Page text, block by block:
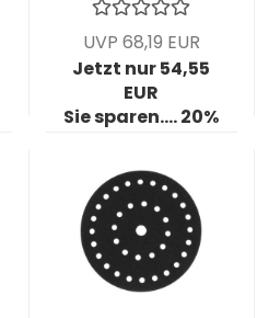
7mm VPE: 5
Stck/Pck
UVP 68,19 EUR
Jetzt nur 54,55
EUR
Sie sparen.... 20%